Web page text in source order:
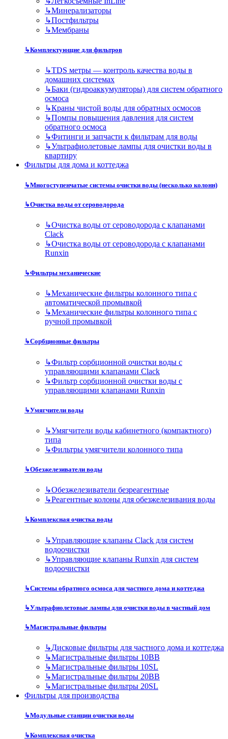
↳Минерализаторы
↳Постфильтры
↳Мембраны
↳Комплектующие для фильтров
↳TDS метры — контроль качества воды в
домашних системах
↳Баки (гидроаккумуляторы) для систем обратного
осмоса
↳Краны чистой воды для обратных осмосов
↳Помпы повышения давления для систем
обратного осмоса
↳Фитинги и запчасти к фильтрам для воды
↳Ультрафиолетовые лампы для очистки воды в
квартиру
Фильтры для дома и коттеджа
↳Многоступенчатые системы очистки воды (несколько колонн)
↳Очистка воды от сероводорода
↳Очистка воды от сероводорода с клапанами
Clack
↳Очистка воды от сероводорода с клапанами
Runxin
↳Фильтры механические
↳Механические фильтры колонного типа с
автоматической промывкой
↳Механические фильтры колонного типа с
ручной промывкой
↳Сорбционные фильтры
↳Фильтр сорбционной очистки воды с
управляющими клапанами Clack
↳Фильтр сорбционной очистки воды с
управляющими клапанами Runxin
↳Умягчители воды
↳Умягчители воды кабинетного (компактного)
типа
↳Фильтры умягчители колонного типа
↳Обезжелезиватели воды
↳Обезжелезиватели безреагентные
↳Реагентные колоны для обезжелезивания воды
↳Комплексная очистка воды
↳Управляющие клапаны Clack для систем
водоочистки
↳Управляющие клапаны Runxin для систем
водоочистки
↳Системы обратного осмоса для частного дома и коттеджа
↳Ультрафиолетовые лампы для очистки воды в частный дом
↳Магистральные фильтры
↳Дисковые фильтры для частного дома и коттеджа
↳Магистральные фильтры 10BB
↳Магистральные фильтры 10SL
↳Магистральные фильтры 20BB
↳Магистральные фильтры 20SL
Фильтры для производства
↳Модульные станции очистки воды
↳Комплексная очистка